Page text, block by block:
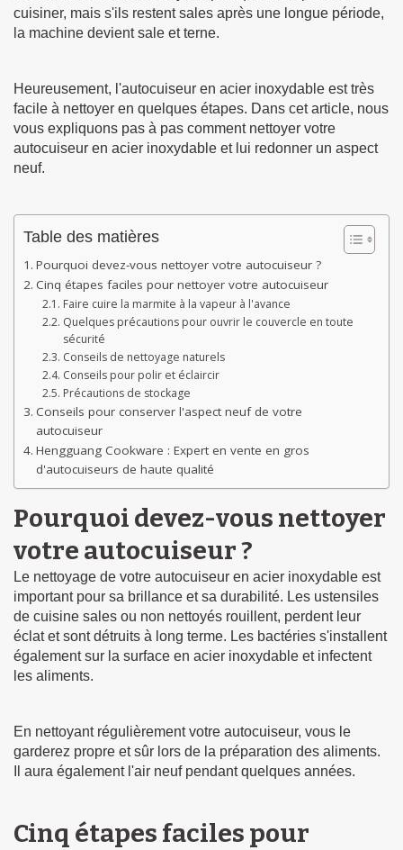
cuisiner, mais s'ils restent sales après une longue période,
la machine devient sale et terne.
Heureusement, l'autocuiseur en acier inoxydable est très
facile à nettoyer en quelques étapes. Dans cet article, nous
vous expliquons pas à pas comment nettoyer votre
autocuiseur en acier inoxydable et lui redonner un aspect
neuf.
Table des matières
Pourquoi devez-vous nettoyer votre autocuiseur ?
Cinq étapes faciles pour nettoyer votre autocuiseur
Faire cuire la marmite à la vapeur à l'avance
Quelques précautions pour ouvrir le couvercle en toute
sécurité
Conseils de nettoyage naturels
Conseils pour polir et éclaircir
Précautions de stockage
Conseils pour conserver l'aspect neuf de votre
autocuiseur
Hengguang Cookware : Expert en vente en gros
d'autocuiseurs de haute qualité
Pourquoi devez-vous nettoyer
votre autocuiseur ?
Le nettoyage de votre autocuiseur en acier inoxydable est
important pour sa brillance et sa durabilité. Les ustensiles
de cuisine sales ou non nettoyés rouillent, perdent leur
éclat et sont détruits à long terme. Les bactéries s'installent
également sur la surface en acier inoxydable et infectent
les aliments.
En nettoyant régulièrement votre autocuiseur, vous le
garderez propre et sûr lors de la préparation des aliments.
Il aura également l'air neuf pendant quelques années.
Cinq étapes faciles pour